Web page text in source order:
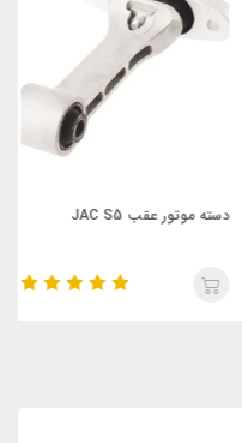
دسته موتور عقب JAC S5